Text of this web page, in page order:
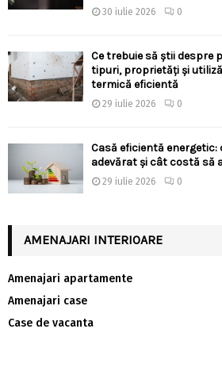
30 iulie 2026 0
Ce trebuie să știi despre
tipuri, proprietăți și
termică eficientă
29 iulie 2026 0
Casă eficientă
adevărat și cât costă să
29 iulie 2026 0
AMENAJARI INTERIOARE
Amenajari apartamente
Amenajari case
Case de vacanta